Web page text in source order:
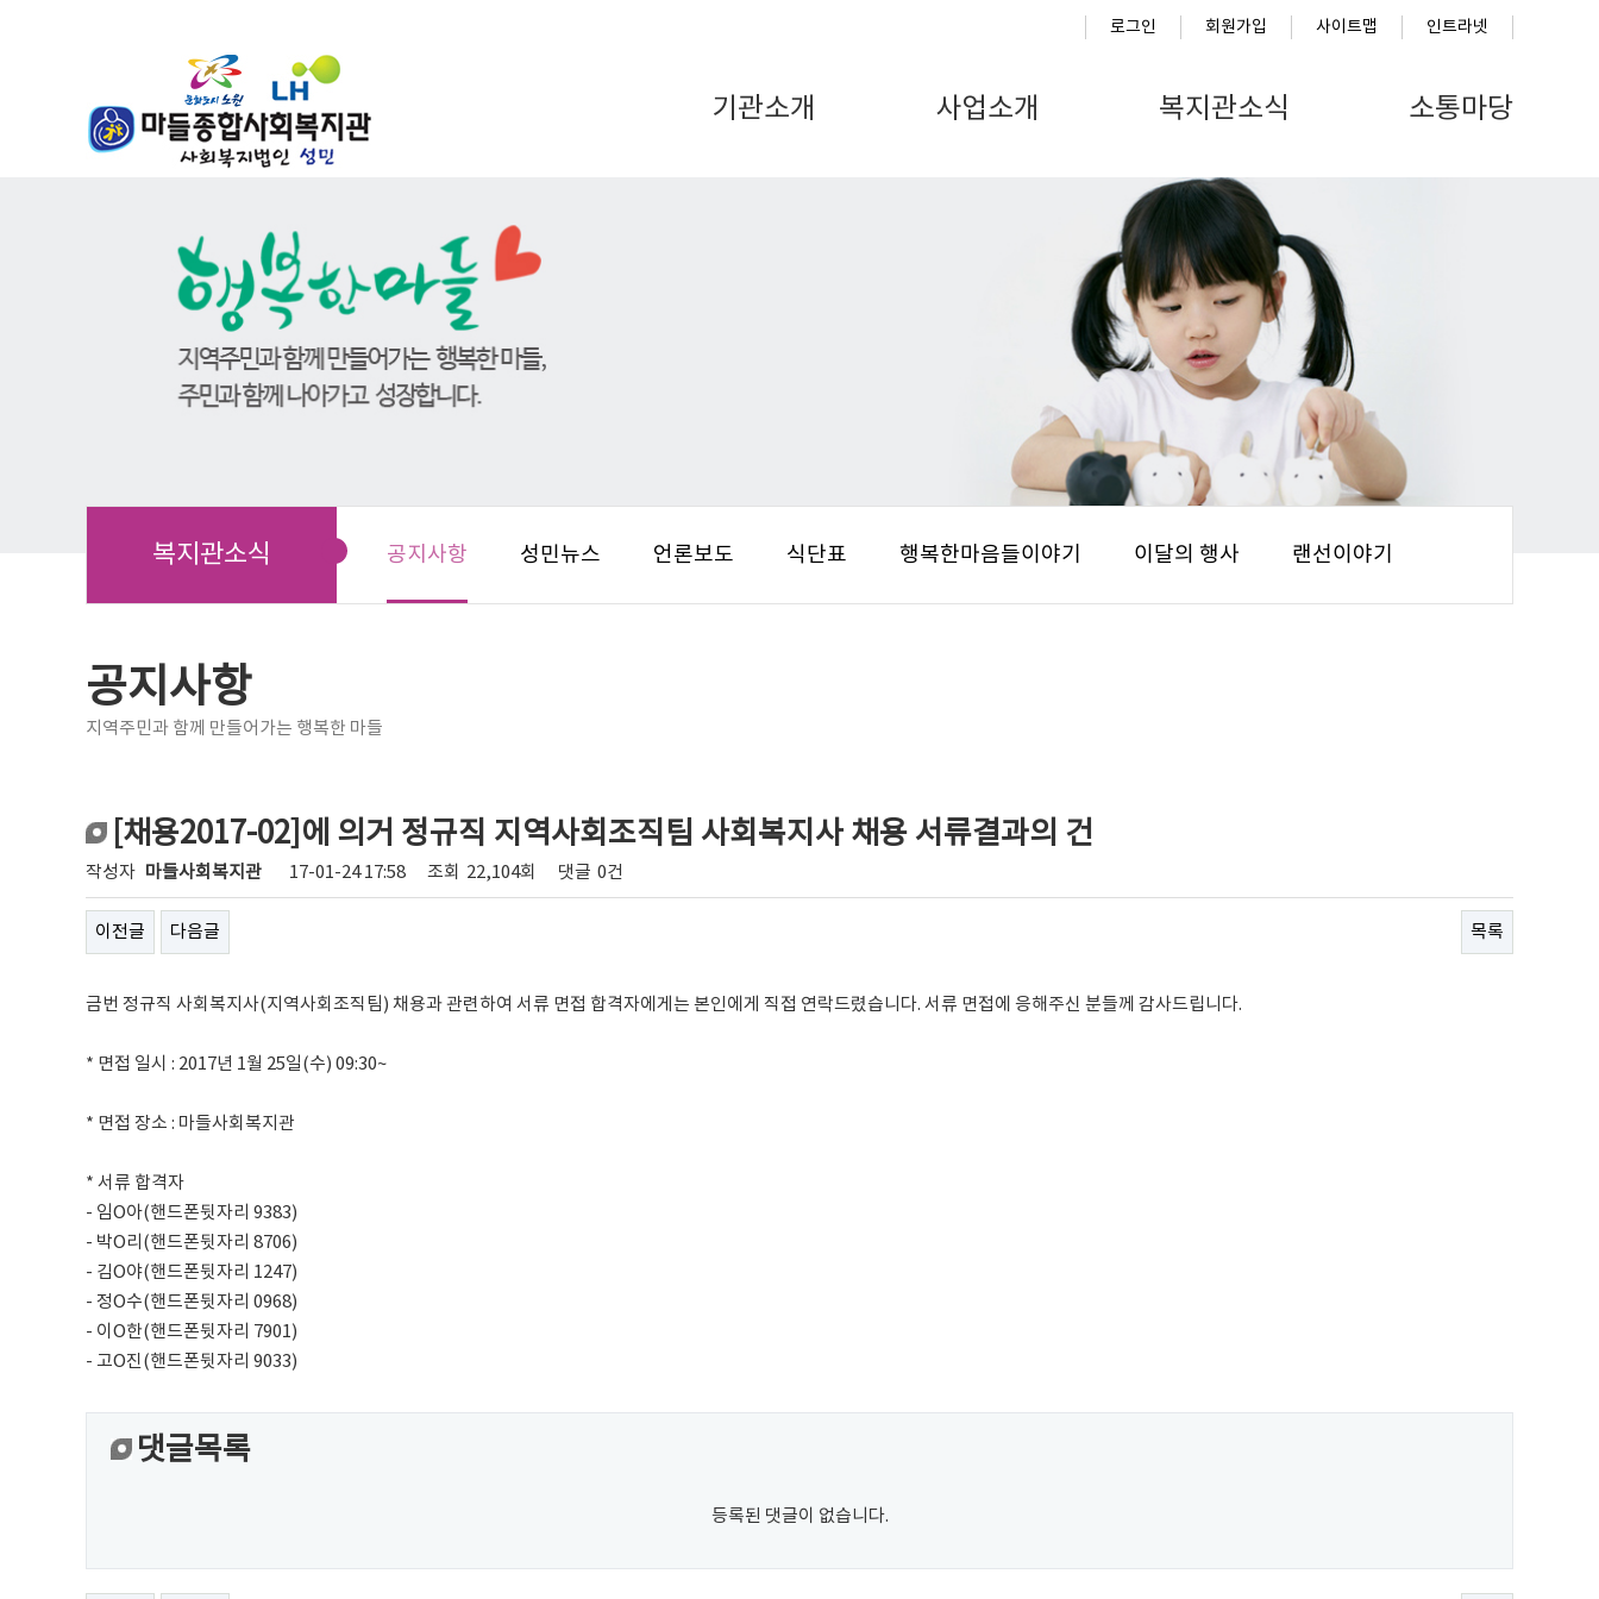
로그인 회원가입 사이트맵 인트라넷
기관소개 사업소개 복지관소식 소통마당
복지관소식 공지사항 성민뉴스 언론보도 식단표 행복한마음들이야기 이달의 행사 랜선이야기
공지사항
지역주민과 함께 만들어가는 행복한 마들
[채용2017-02]에 의거 정규직 지역사회조직팀 사회복지사 채용 서류결과의 건
작성자 마들사회복지관 17-01-24 17:58 조회 22,104회 댓글 0건
이전글 다음글 목록
금번 정규직 사회복지사(지역사회조직팀) 채용과 관련하여 서류 면접 합격자에게는 본인에게 직접 연락드렸습니다. 서류 면접에 응해주신 분들께 감사드립니다.
* 면접 일시 : 2017년 1월 25일(수) 09:30~
* 면접 장소 : 마들사회복지관
* 서류 합격자
- 임O아(핸드폰뒷자리 9383)
- 박O리(핸드폰뒷자리 8706)
- 김O야(핸드폰뒷자리 1247)
- 정O수(핸드폰뒷자리 0968)
- 이O한(핸드폰뒷자리 7901)
- 고O진(핸드폰뒷자리 9033)
댓글목록
등록된 댓글이 없습니다.